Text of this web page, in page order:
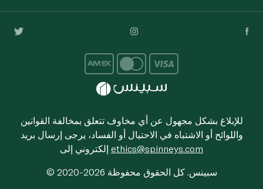
للإبلاغ بشكل مجهول عن أي مخاوف تتعلق بمخالفة القوانين
واللوائح أو الاشتباه في الاحتيال أو الفساد، يرجى إرسال بريد
ethics@spinneys.com
© 2020-2026 سبينس. كل الحقوق محفوظة